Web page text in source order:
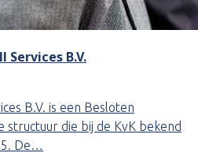
Services B.V.
B.V. is een Besloten
structuur die bij de KvK bekend
De…